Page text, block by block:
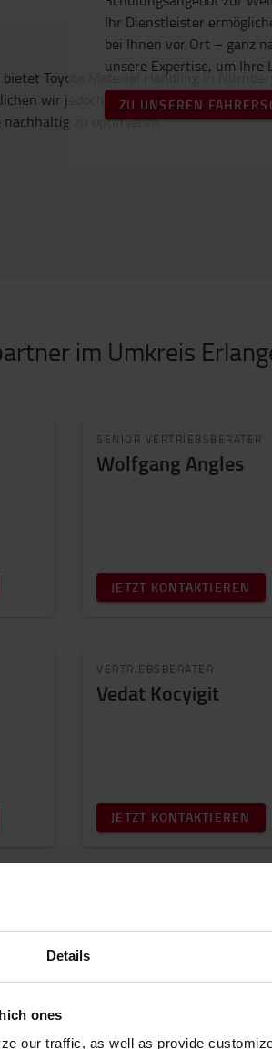
Details
ones
our traffic, as well as provide
Ihr Dienstleister
bei Ihnen vor Ort – ganz
unsere Expertise, um Ihre
ZU UNSEREN
im Umkreis
SENIOR VERTRIEBSBERATER
Wolfgang Angles
JETZT KONTAKTIEREN
VERTRIEBSBERATER
Vedat Kocyigit
JETZT KONTAKTIEREN
Sie haben eine
Dann kontaktieren Sie uns